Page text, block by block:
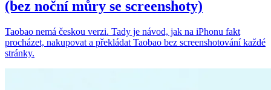
(bez noční můry se screenshoty)
Taobao nemá českou verzi. Tady je návod, jak na iPhonu fakt
procházet, nakupovat a překládat Taobao bez screenshotování každé
stránky.